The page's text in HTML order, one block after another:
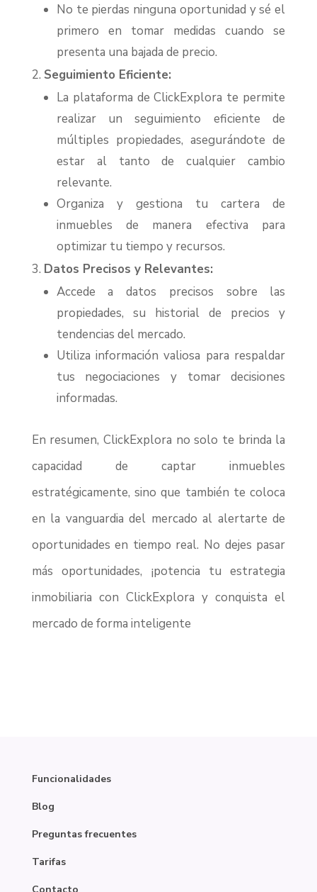
No te pierdas ninguna oportunidad y sé el
primero en tomar medidas cuando se
presenta una bajada de precio.
Seguimiento Eficiente:
La plataforma de ClickExplora te permite
realizar un seguimiento eficiente de
múltiples propiedades, asegurándote de
estar al tanto de cualquier cambio
relevante.
Organiza y gestiona tu cartera de
inmuebles de manera efectiva para
optimizar tu tiempo y recursos.
Datos Precisos y Relevantes:
Accede a datos precisos sobre las
propiedades, su historial de precios y
tendencias del mercado.
Utiliza información valiosa para respaldar
tus negociaciones y tomar decisiones
informadas.
En resumen, ClickExplora no solo te brinda la
capacidad de captar inmuebles
estratégicamente, sino que también te coloca
en la vanguardia del mercado al alertarte de
oportunidades en tiempo real. No dejes pasar
más oportunidades, ¡potencia tu estrategia
inmobiliaria con ClickExplora y conquista el
mercado de forma inteligente
Funcionalidades
Blog
Preguntas frecuentes
Tarifas